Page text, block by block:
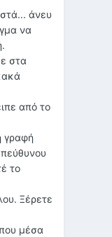
άνευ
να
στα
από το
γραφή
το
Ξέρετε
μέσα